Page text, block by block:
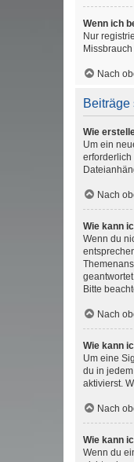
Wenn ich
Nur
Nach
Beiträge
Wie
Um ein
erforderlich
Nach
Wie kann
Wenn du
Bitte
Nach
Wie kann
Um eine
du in
aktivierst.
Nach
Wie kann
Wenn du